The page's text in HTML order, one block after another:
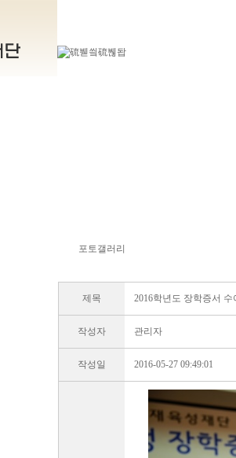
포토갤러리
제목 2016학년도 장학증서 수
작성자 관리자
작성일 2016-05-27 09:49:01